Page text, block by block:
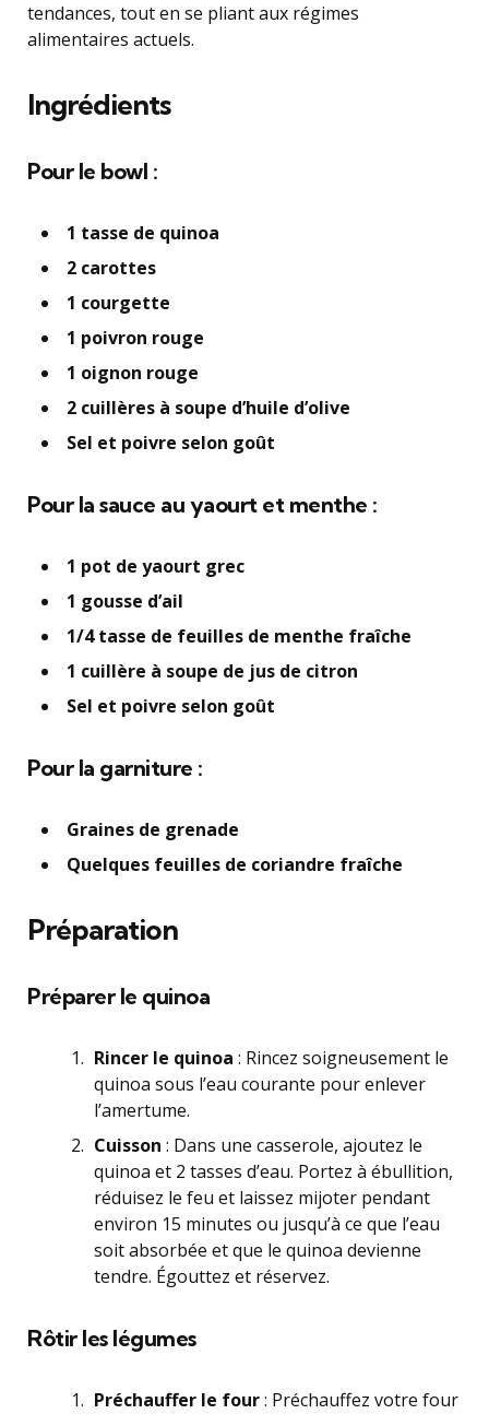
tendances, tout en se pliant aux régimes
alimentaires actuels.
Ingrédients
Pour le bowl :
1 tasse de quinoa
2 carottes
1 courgette
1 poivron rouge
1 oignon rouge
2 cuillères à soupe d’huile d’olive
Sel et poivre selon goût
Pour la sauce au yaourt et menthe :
1 pot de yaourt grec
1 gousse d’ail
1/4 tasse de feuilles de menthe fraîche
1 cuillère à soupe de jus de citron
Sel et poivre selon goût
Pour la garniture :
Graines de grenade
Quelques feuilles de coriandre fraîche
Préparation
Préparer le quinoa
Rincer le quinoa : Rincez soigneusement le
quinoa sous l’eau courante pour enlever
l’amertume.
Cuisson : Dans une casserole, ajoutez le
quinoa et 2 tasses d’eau. Portez à ébullition,
réduisez le feu et laissez mijoter pendant
environ 15 minutes ou jusqu’à ce que l’eau
soit absorbée et que le quinoa devienne
tendre. Égouttez et réservez.
Rôtir les légumes
Préchauffer le four: Préchauffez votre four